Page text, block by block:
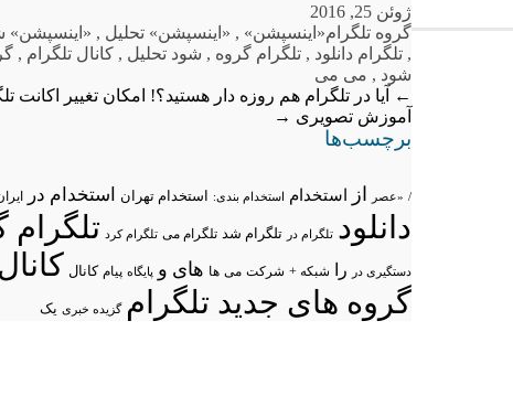
ژوئن 25, 2016
گروه تلگرام«اینسپشن» , «اینسپشن» تحلیل , «اینسپشن»
, تلگرام دانلود , تلگرام گروه , شود تحلیل , کانال تلگرام ,
شود , می می
←
آیا در تلگرام هم روزه دار هستید؟! امکان تغییر اکانت
آموزش تصویری →
برچسب‌ها
/ «عصر از استخدام استخدام بندی: استخدام تهران استخدام در
دانلود تلگرام در تلگرام شد تلگرام می تلگرام کرد تلگرام
دستگیری در را شبکه + شرکت می ها های و پایگاه پیام کانال
گروه های جدید تلگرام گزیده خبری یک